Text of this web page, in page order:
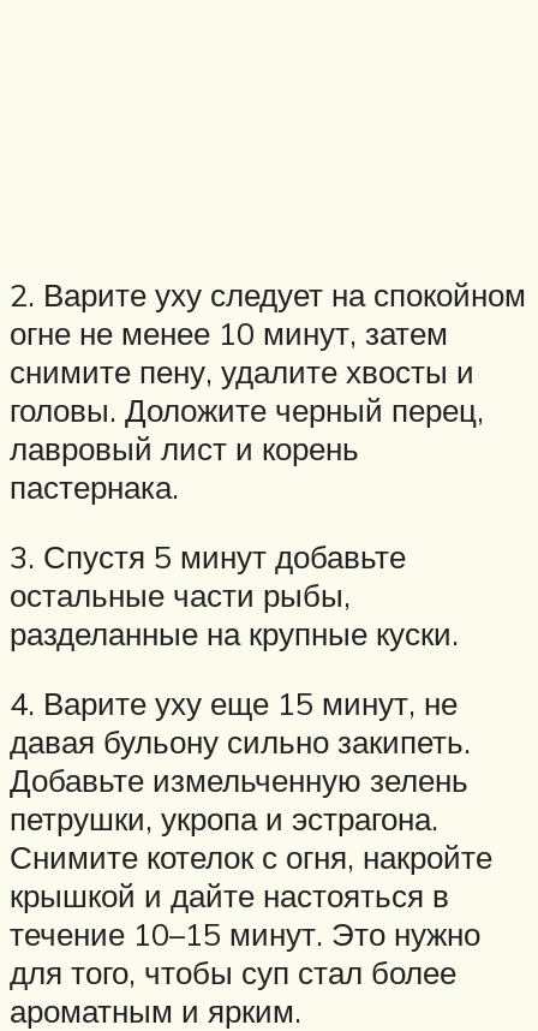
2. Варите уху следует на спокойном
огне не менее 10 минут, затем
снимите пену, удалите хвосты и
головы. Доложите черный перец,
лавровый лист и корень
пастернака.
3. Спустя 5 минут добавьте
остальные части рыбы,
разделанные на крупные куски.
4. Варите уху еще 15 минут, не
давая бульону сильно закипеть.
Добавьте измельченную зелень
петрушки, укропа и эстрагона.
Снимите котелок с огня, накройте
крышкой и дайте настояться в
течение 10–15 минут. Это нужно
для того, чтобы суп стал более
ароматным и ярким.